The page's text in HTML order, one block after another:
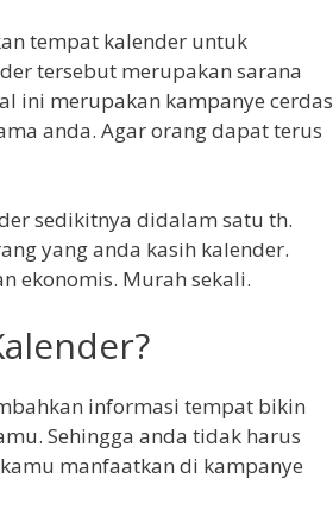
tempat kalender untuk
tersebut merupakan sarana
ini merupakan kampanye cerdas
anda. Agar orang dapat terus
sedikitnya didalam satu th.
yang anda kasih kalender.
ekonomis. Murah sekali.
informasi tempat bikin
Sehingga anda tidak harus
manfaatkan di kampanye